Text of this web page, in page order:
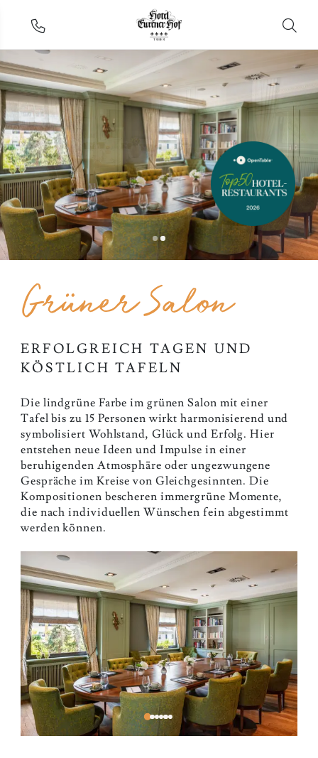
Grüner Salon
ERFOLGREICH TAGEN UND
KÖSTLICH TAFELN
Die lindgrüne Farbe im grünen Salon mit einer
Tafel bis zu 15 Personen wirkt harmonisierend und
symbolisiert Wohlstand, Glück und Erfolg. Hier
entstehen neue Ideen und Impulse in einer
beruhigenden Atmosphäre oder ungezwungene
Gespräche im Kreise von Gleichgesinnten. Die
Kompositionen bescheren immergrüne Momente,
die nach individuellen Wünschen fein abgestimmt
werden können.